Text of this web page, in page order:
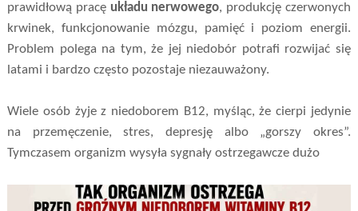
prawidłową pracę układu nerwowego, produkcję czerwonych
krwinek, funkcjonowanie mózgu, pamięć i poziom energii.
Problem polega na tym, że jej niedobór potrafi rozwijać się
latami i bardzo często pozostaje niezauważony.
Wiele osób żyje z niedoborem B12, myśląc, że cierpi jedynie
na przemęczenie, stres, depresję albo „gorszy okres”.
Tymczasem organizm wysyła sygnały ostrzegawcze dużo